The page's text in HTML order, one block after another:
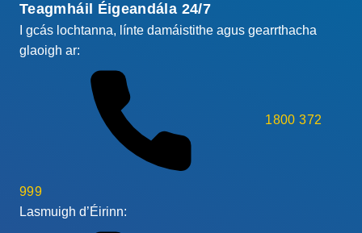
Teagmháil Éigeandála 24/7
I gcás lochtanna, línte damáistithe agus gearrthacha
glaoigh ar:
1800 372
999
Lasmuigh d’Éirinn: